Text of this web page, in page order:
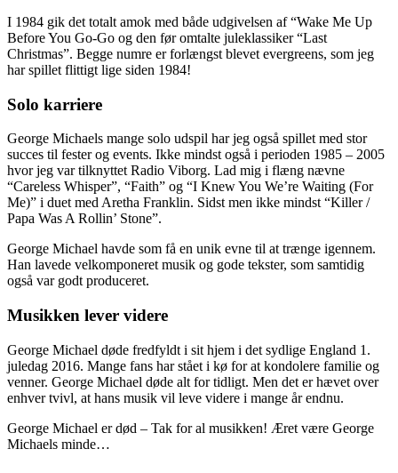
I 1984 gik det totalt amok med både udgivelsen af “Wake Me Up
Before You Go-Go og den før omtalte juleklassiker “Last
Christmas”. Begge numre er forlængst blevet evergreens, som jeg
har spillet flittigt lige siden 1984!
Solo karriere
George Michaels mange solo udspil har jeg også spillet med stor
succes til fester og events. Ikke mindst også i perioden 1985 – 2005
hvor jeg var tilknyttet Radio Viborg. Lad mig i flæng nævne
“Careless Whisper”, “Faith” og “I Knew You We’re Waiting (For
Me)” i duet med Aretha Franklin. Sidst men ikke mindst “Killer /
Papa Was A Rollin’ Stone”.
George Michael havde som få en unik evne til at trænge igennem.
Han lavede velkomponeret musik og gode tekster, som samtidig
også var godt produceret.
Musikken lever videre
George Michael døde fredfyldt i sit hjem i det sydlige England 1.
juledag 2016. Mange fans har stået i kø for at kondolere familie og
venner. George Michael døde alt for tidligt. Men det er hævet over
enhver tvivl, at hans musik vil leve videre i mange år endnu.
George Michael er død – Tak for al musikken! Æret være George
Michaels minde…